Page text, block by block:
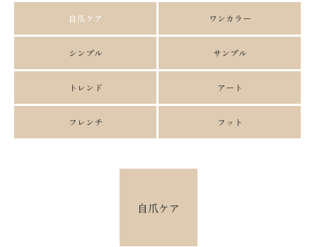
自爪ケア ワンカラー
シンプル サンプル
トレンド アート
フレンチ フット
自爪ケア